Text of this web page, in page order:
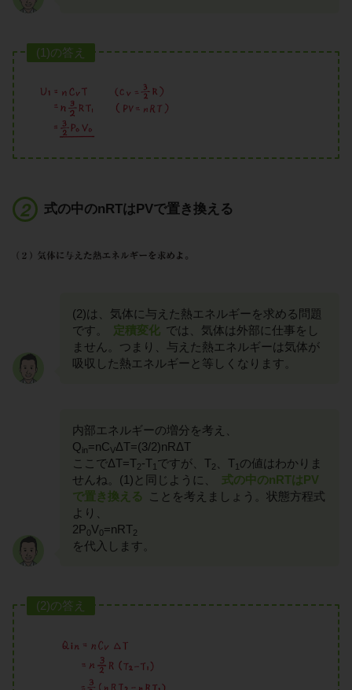
(1)の答え
式の中のnRTはPVで置き換える
(2)は、気体に与えた熱エネルギーを求める問題
です。
定積変化 では、気体は外部に仕事をし
ません。つまり、与えた熱エネルギーは気体が
吸収した熱エネルギーと等しくなります。
内部エネルギーの増分を考え、
Qin=nCVΔT=(3/2)nRΔT
ここでΔT=T2-T1 ですが、T2 、T1 の値はわかりま
せんね。(1)と同じように、
式の中のnRTはPV
で置き換える
ことを考えましょう。状態方程式
より、
2P 0V0=nRT2
を代入します。
(2)の答え